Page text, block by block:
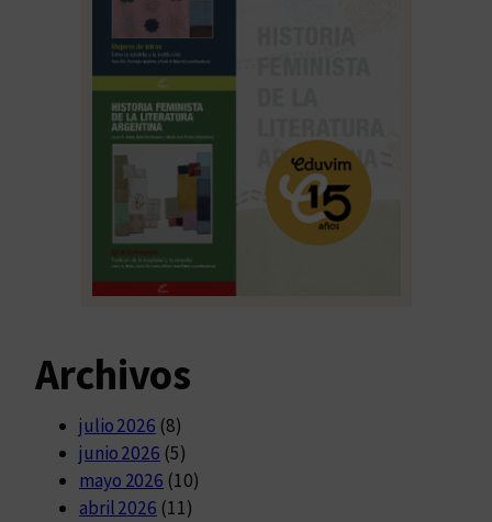
Archivos
julio 2026 (8)
junio 2026 (5)
mayo 2026 (10)
abril 2026 (11)